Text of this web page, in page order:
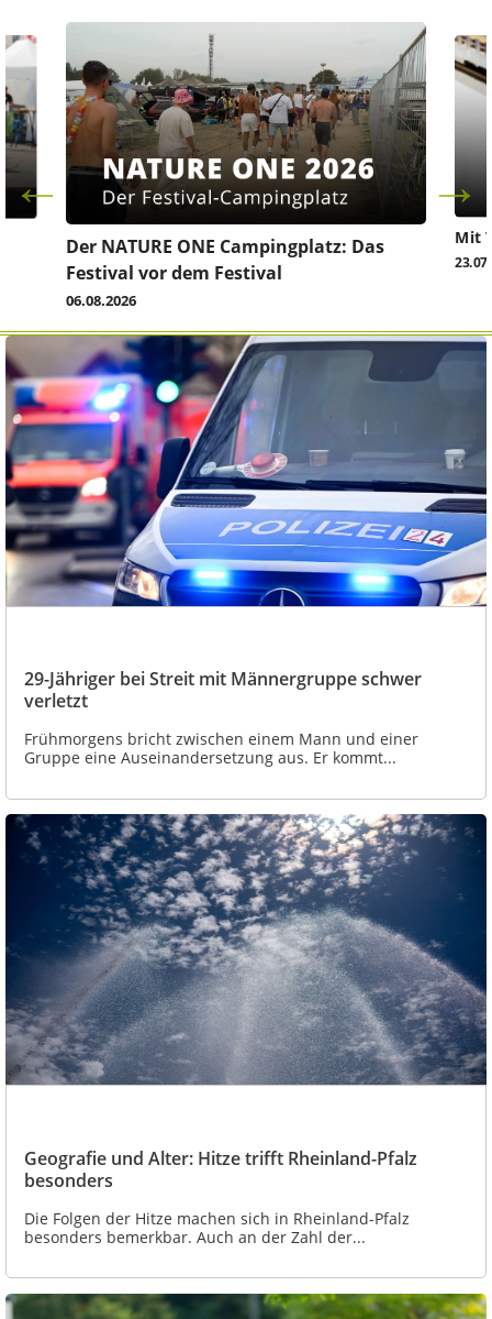
Der NATURE ONE Campingplatz: Das
Festival vor dem Festival
06.08.2026
Mit
29-Jähriger bei Streit mit Männergruppe schwer
verletzt
Frühmorgens bricht zwischen einem Mann und einer
Gruppe eine Auseinandersetzung aus. Er kommt...
Geografie und Alter: Hitze trifft Rheinland-Pfalz
besonders
Die Folgen der Hitze machen sich in Rheinland-Pfalz
besonders bemerkbar. Auch an der Zahl der...